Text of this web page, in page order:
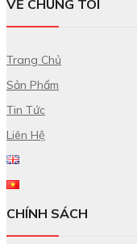
VỀ CHÚNG TÔI
Trang Chủ
Sản Phẩm
Tin Tức
Liên Hệ
CHÍNH SÁCH